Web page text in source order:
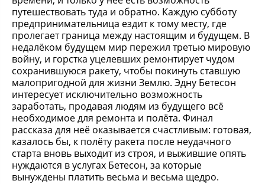
путешествовать туда и обратно. Каждую субботу
предпринимательница ездит к тому месту, где
пролегает граница между настоящим и будущем. В
недалёком будущем мир пережил третью мировую
войну, и горстка уцелевших ремонтирует чудом
сохранившуюся ракету, чтобы покинуть ставшую
малопригодной для жизни Землю. Эдну Бетесон
интересует исключительно возможность
заработать, продавая людям из будущего всё
необходимое для ремонта и полёта. Финал
рассказа для неё оказывается счастливым: готовая,
казалось бы, к полёту ракета после неудачного
старта вновь выходит из строя, и выжившие опять
нуждаются в услугах Бетесон, за которые
вынуждены платить весьма и весьма щедро.